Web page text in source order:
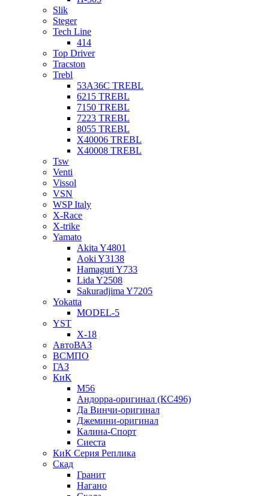
Slik
Steger
Tech Line
414
Top Driver
Tracston
Trebl
53A36C TREBL
6215 TREBL
7150 TREBL
7223 TREBL
8055 TREBL
X40006 TREBL
X40008 TREBL
Tsw
Venti
Vissol
VSN
WSP Italy
X-Race
X-trike
Yamato
Akita Y4801
Aoki Y3138
Hamaguti Y733
Lida Y2508
Sakuradjima Y7205
Yokatta
MODEL-5
YST
X-18
АвтоВАЗ
ВСМПО
ГАЗ
КиК
M56
Андорра-оригинал (КС496)
Да Винчи-оригинал
Джемини-оригинал
Калина-Спорт
Сиеста
КиК Серия Реплика
Скад
Гранит
Нагано